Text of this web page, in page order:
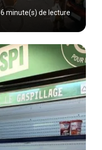
6 minute(s) de lecture